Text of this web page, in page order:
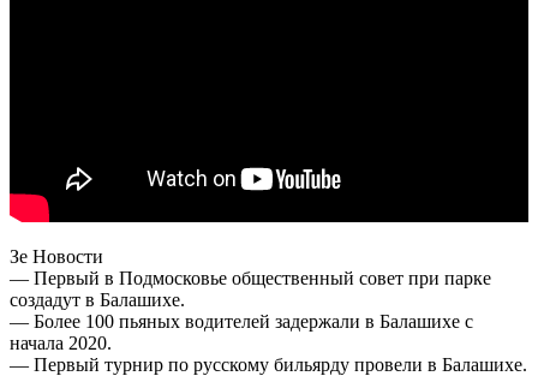
Зе Новости
— Первый в Подмосковье общественный совет при парке
создадут в Балашихе.
— Более 100 пьяных водителей задержали в Балашихе с
начала 2020.
— Первый турнир по русскому бильярду провели в Балашихе.